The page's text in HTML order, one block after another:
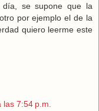
se supone que la
por ejemplo el de la
quiero leerme este
7:54 p.m.